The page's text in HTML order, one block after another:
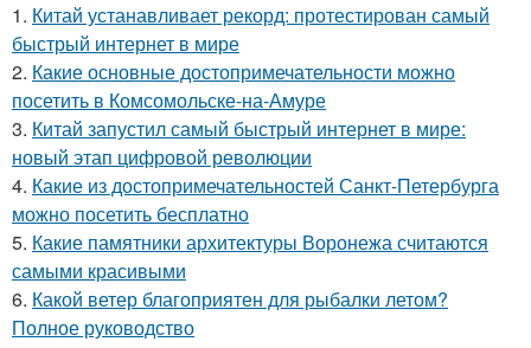
1. Китай устанавливает рекорд: протестирован самый
быстрый интернет в мире
2. Какие основные достопримечательности можно
посетить в Комсомольске-на-Амуре
3. Китай запустил самый быстрый интернет в мире:
новый этап цифровой революции
4. Какие из достопримечательностей Санкт-Петербурга
можно посетить бесплатно
5. Какие памятники архитектуры Воронежа считаются
самыми красивыми
6. Какой ветер благоприятен для рыбалки летом?
Полное руководство